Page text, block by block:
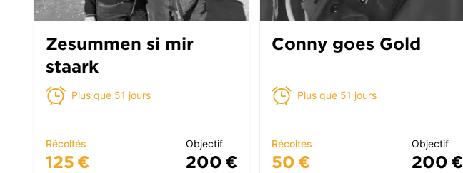
Zesummen si mir
staark
Plus que 51 jours
Récoltés
125 €
Objectif
200 €
Conny goes Gold
Plus que 51 jours
Récoltés
50 €
Objectif
200 €